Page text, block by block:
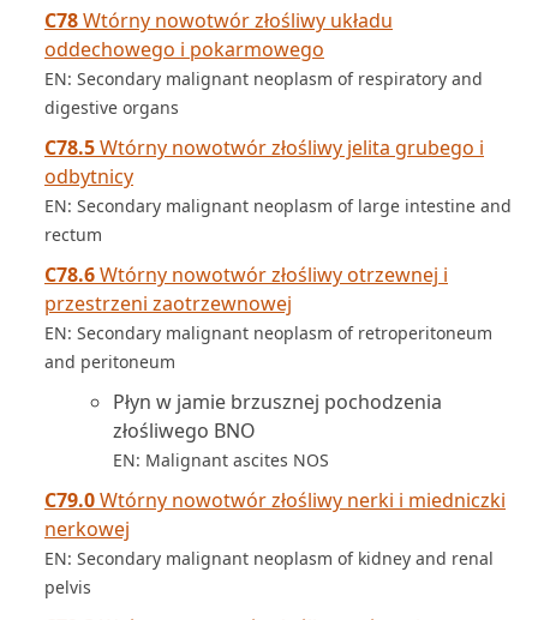
C78Wtórny nowotwór złośliwy układu
oddechowego i pokarmowego
EN: Secondary malignant neoplasm of respiratory and
digestive organs
C78.5Wtórny nowotwór złośliwy jelita grubego i
odbytnicy
EN: Secondary malignant neoplasm of large intestine and
rectum
C78.6Wtórny nowotwór złośliwy otrzewnej i
przestrzeni zaotrzewnowej
EN: Secondary malignant neoplasm of retroperitoneum
and peritoneum
Płyn w jamie brzusznej pochodzenia
złośliwego BNO
EN: Malignant ascites NOS
C79.0Wtórny nowotwór złośliwy nerki i miedniczki
nerkowej
EN: Secondary malignant neoplasm of kidney and renal
pelvis